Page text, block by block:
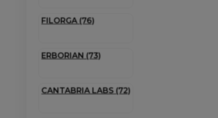
FILORGA (76)
ERBORIAN (73)
CANTABRIA LABS (72)